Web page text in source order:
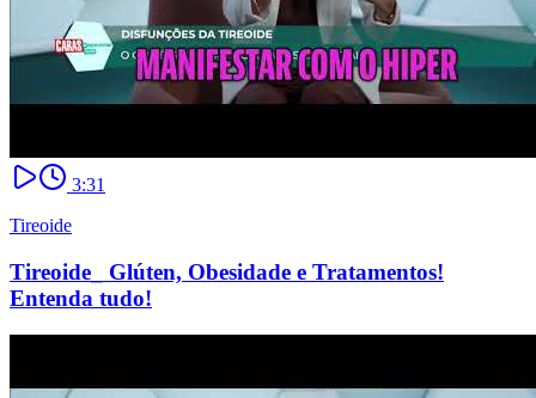
3:31
Tireoide
Tireoide_ Glúten, Obesidade e Tratamentos!
Entenda tudo!